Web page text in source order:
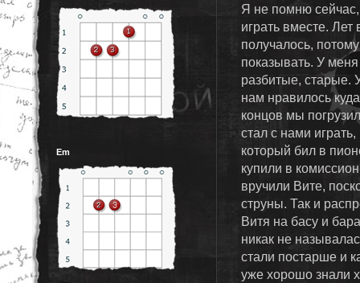
Я не помню сейчас,
играть вместе. Лет
получалось,
показывать. У меня
разбитые, старые.
нам нравилось
концов мы
стал с нами
который бил в
купили в
вручили Вите,
струны. Так и
Витя на басу и
никак не
стали постарше и
уже хорошо знали
Em